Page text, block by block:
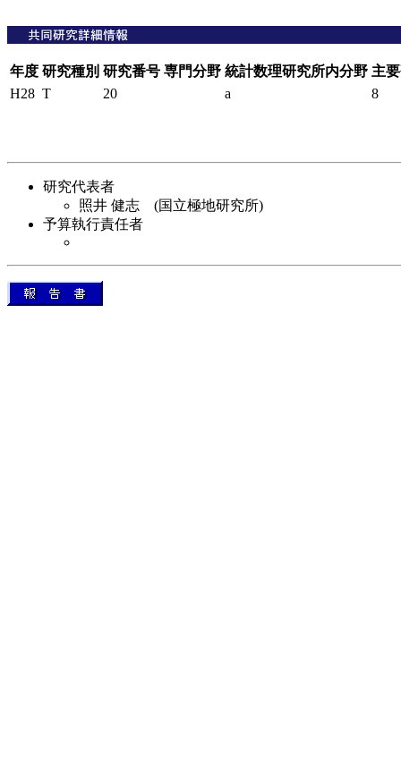
年度 研究種別 研究番号 専門分野 統計数理研究所内分野 主
H28 T 20 a 8
研究代表者
照井 健志 (国立極地研究所)
予算執行責任者